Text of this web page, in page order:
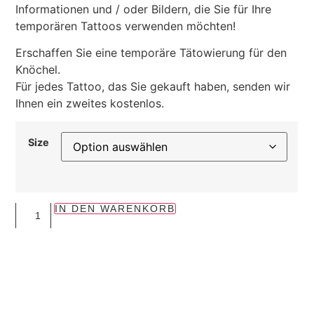
Informationen und / oder Bildern, die Sie für Ihre
temporären Tattoos verwenden möchten!
Erschaffen Sie eine temporäre Tätowierung für den
Knöchel.
Für jedes Tattoo, das Sie gekauft haben, senden wir
Ihnen ein zweites kostenlos.
Size
IN DEN WARENKORB